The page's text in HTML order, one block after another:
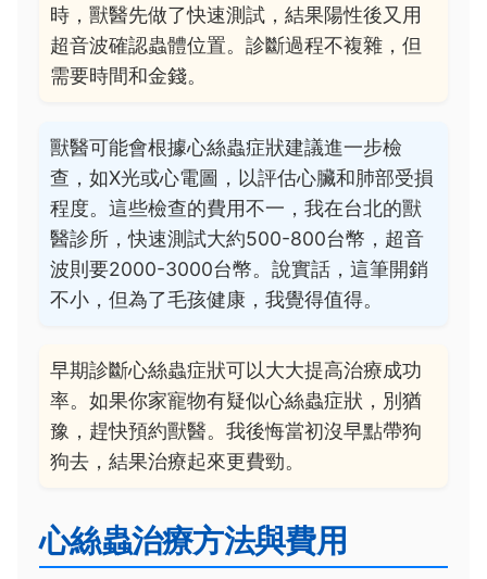
時，獸醫先做了快速測試，結果陽性後又用
超音波確認蟲體位置。診斷過程不複雜，但
需要時間和金錢。
獸醫可能會根據心絲蟲症狀建議進一步檢
查，如X光或心電圖，以評估心臟和肺部受損
程度。這些檢查的費用不一，我在台北的獸
醫診所，快速測試大約500-800台幣，超音
波則要2000-3000台幣。說實話，這筆開銷
不小，但為了毛孩健康，我覺得值得。
早期診斷心絲蟲症狀可以大大提高治療成功
率。如果你家寵物有疑似心絲蟲症狀，別猶
豫，趕快預約獸醫。我後悔當初沒早點帶狗
狗去，結果治療起來更費勁。
心絲蟲治療方法與費用